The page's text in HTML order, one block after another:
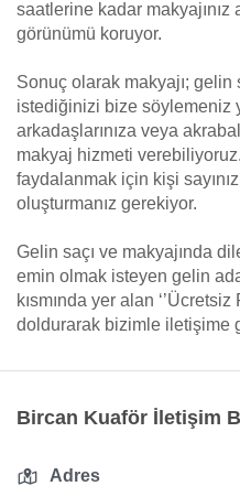
saatlerine kadar
görünümü koruyor.
Sonuç olarak makyajı; gelin
istediğinizi bize söylemeniz
arkadaşlarınıza veya
makyaj hizmeti
faydalanmak için kişi
oluşturmanız gerekiyor.
Gelin saçı ve makyajında
emin olmak isteyen gelin
kısmında yer alan
doldurarak bizimle iletişime
Bircan Kuaför İletişim
Adres